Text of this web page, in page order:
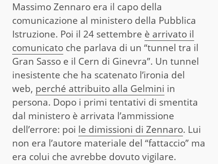
Massimo Zennaro era il capo della
comunicazione al ministero della Pubblica
Istruzione. Poi il 24 settembre è arrivato il
comunicato che parlava di un “tunnel tra il
Gran Sasso e il Cern di Ginevra”. Un tunnel
inesistente che ha scatenato l’ironia del
web, perché attribuito alla Gelmini in
persona. Dopo i primi tentativi di smentita
dal ministero è arrivata l’ammissione
dell’errore: poi le dimissioni di Zennaro. Lui
non era l’autore materiale del “fattaccio” ma
era colui che avrebbe dovuto vigilare.